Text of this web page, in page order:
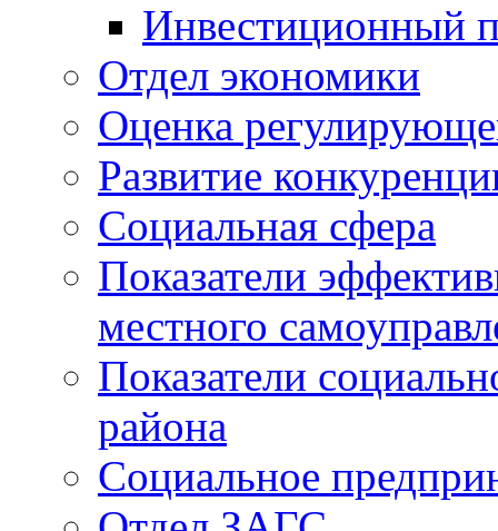
Инвестиционный
Отдел экономики
Оценка
Развитие
Социальная сфера
Показатели
местного
Показатели
района
Социальное